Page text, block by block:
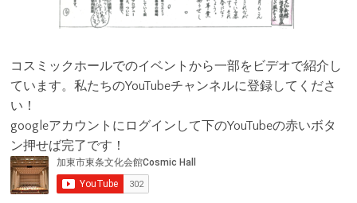
コスミックホールでのイベントから一部をビデオで紹介し
ています。私たちのYouTubeチャンネルに登録してくださ
い！
googleアカウントにログインして下のYouTubeの赤いボタ
ン押せば完了です！